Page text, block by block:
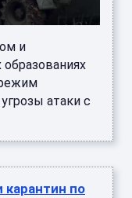
и
атаки с
карантин по